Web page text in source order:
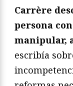
Carrère
persona
manipular,
escribía